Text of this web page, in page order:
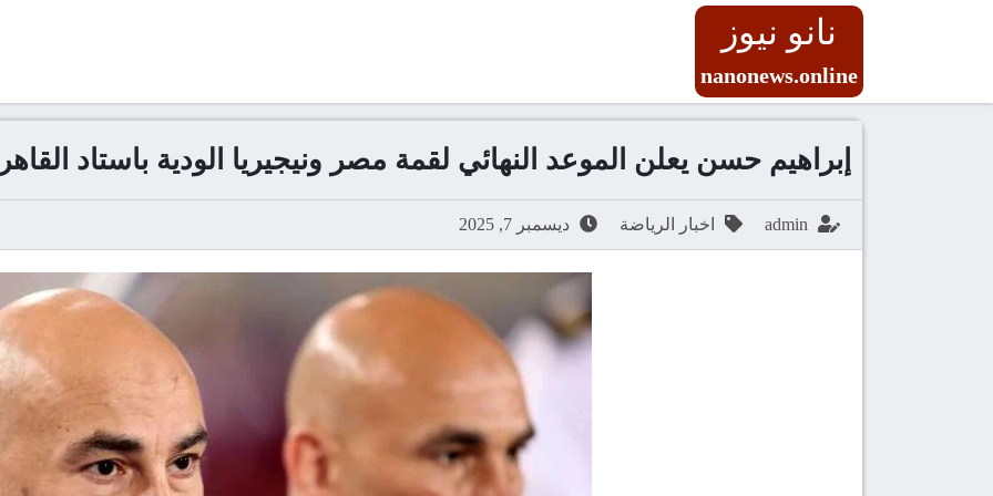
نانو نيوز
nanonews.online
إبراهيم حسن يعلن الموعد النهائي لقمة مصر ونيجيريا الودية باستاد
admin اخبار الرياضة ديسمبر 7, 2025